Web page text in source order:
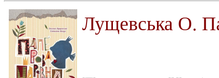
Лущевська О.